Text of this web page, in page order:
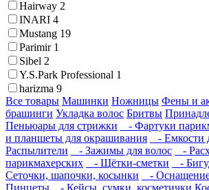
Hairway 2
INARI 4
Mustang 19
Parimir 1
Sibel 2
Y.S.Park Professional 1
harizma 9
Все товары Машинки Ножницы Фены и
брашинги Укладка волос Бритвы
Пеньюары для стрижки
- Фартуки
и планшеты для окрашивания
- Емкости
Распылители
- Зажимы для волос
-
парикмахерских
- Щётки-сметки -
Сеточки, шапочки, косынки
- Оснащение